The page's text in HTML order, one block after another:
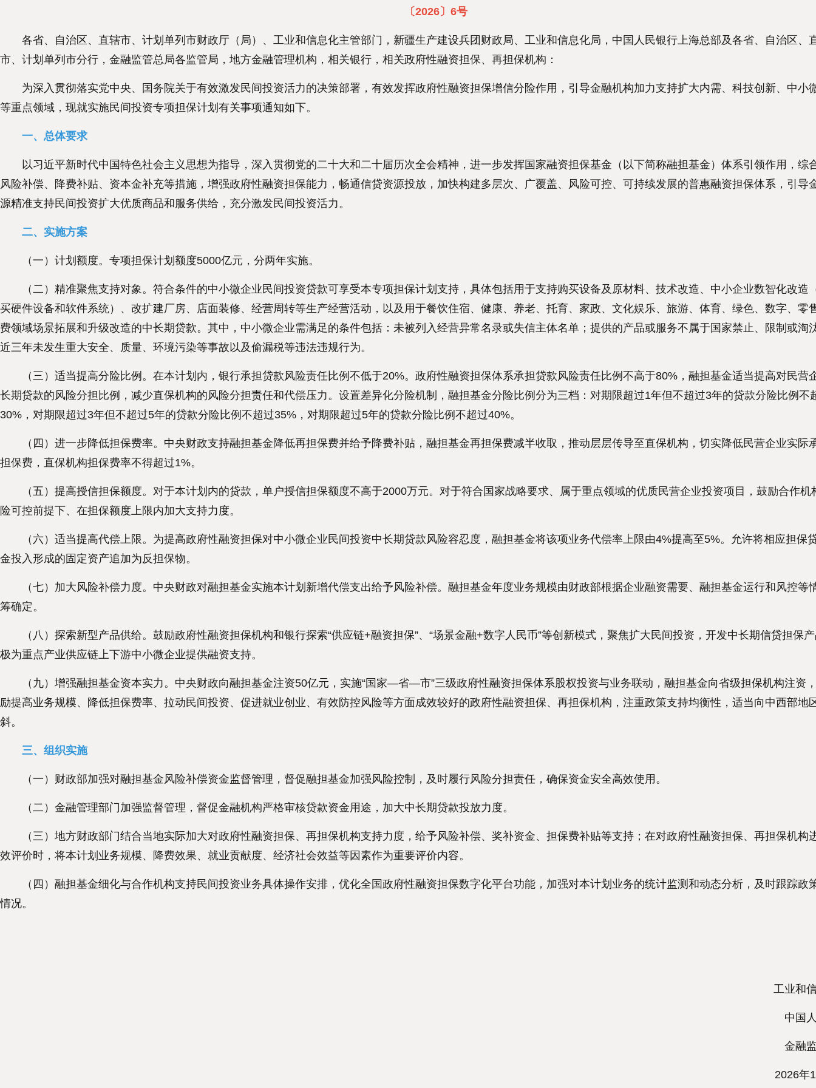
〔2026〕6号
各省、自治区、直辖市、计划单列市财政厅（局）、工业和信息化主管部门，新疆生产建设兵团财政局、工业和信息化局，中国人民银行上海总部及各省、自治区、
市、计划单列市分行，金融监管总局各监管局，地方金融管理机构，相关银行，相关政府性融资担保、再担保机构：
为深入贯彻落实党中央、国务院关于有效激发民间投资活力的决策部署，有效发挥政府性融资担保增信分险作用，引导金融机构加力支持扩大内需、科技创新、中小
等重点领域，现就实施民间投资专项担保计划有关事项通知如下。
一、总体要求
以习近平新时代中国特色社会主义思想为指导，深入贯彻党的二十大和二十届历次全会精神，进一步发挥国家融资担保基金（以下简称融担基金）体系引领作用，综
风险补偿、降费补贴、资本金补充等措施，增强政府性融资担保能力，畅通信贷资源投放，加快构建多层次、广覆盖、风险可控、可持续发展的普惠融资担保体系，引导
源精准支持民间投资扩大优质商品和服务供给，充分激发民间投资活力。
二、实施方案
（一）计划额度。专项担保计划额度5000亿元，分两年实施。
（二）精准聚焦支持对象。符合条件的中小微企业民间投资贷款可享受本专项担保计划支持，具体包括用于支持购买设备及原材料、技术改造、中小企业数智化改造
买硬件设备和软件系统）、改扩建厂房、店面装修、经营周转等生产经营活动，以及用于餐饮住宿、健康、养老、托育、家政、文化娱乐、旅游、体育、绿色、数字、零
费领域场景拓展和升级改造的中长期贷款。其中，中小微企业需满足的条件包括：未被列入经营异常名录或失信主体名单；提供的产品或服务不属于国家禁止、限制或淘
近三年未发生重大安全、质量、环境污染等事故以及偷漏税等违法违规行为。
（三）适当提高分险比例。在本计划内，银行承担贷款风险责任比例不低于20%。政府性融资担保体系承担贷款风险责任比例不高于80%，融担基金适当提高对民营
长期贷款的风险分担比例，减少直保机构的风险分担责任和代偿压力。设置差异化分险机制，融担基金分险比例分为三档：对期限超过1年但不超过3年的贷款分险比例不
30%，对期限超过3年但不超过5年的贷款分险比例不超过35%，对期限超过5年的贷款分险比例不超过40%。
（四）进一步降低担保费率。中央财政支持融担基金降低再担保费并给予降费补贴，融担基金再担保费减半收取，推动层层传导至直保机构，切实降低民营企业实际
担保费，直保机构担保费率不得超过1%。
（五）提高授信担保额度。对于本计划内的贷款，单户授信担保额度不高于2000万元。对于符合国家战略要求、属于重点领域的优质民营企业投资项目，鼓励合作机
险可控前提下、在担保额度上限内加大支持力度。
（六）适当提高代偿上限。为提高政府性融资担保对中小微企业民间投资中长期贷款风险容忍度，融担基金将该项业务代偿率上限由4%提高至5%。允许将相应担保
金投入形成的固定资产追加为反担保物。
（七）加大风险补偿力度。中央财政对融担基金实施本计划新增代偿支出给予风险补偿。融担基金年度业务规模由财政部根据企业融资需要、融担基金运行和风控等
筹确定。
（八）探索新型产品供给。鼓励政府性融资担保机构和银行探索“供应链+融资担保”、“场景金融+数字人民币”等创新模式，聚焦扩大民间投资，开发中长期信贷担保
极为重点产业供应链上下游中小微企业提供融资支持。
（九）增强融担基金资本实力。中央财政向融担基金注资50亿元，实施“国家—省—市”三级政府性融资担保体系股权投资与业务联动，融担基金向省级担保机构注资
励提高业务规模、降低担保费率、拉动民间投资、促进就业创业、有效防控风险等方面成效较好的政府性融资担保、再担保机构，注重政策支持均衡性，适当向中西部地
斜。
三、组织实施
（一）财政部加强对融担基金风险补偿资金监督管理，督促融担基金加强风险控制，及时履行风险分担责任，确保资金安全高效使用。
（二）金融管理部门加强监督管理，督促金融机构严格审核贷款资金用途，加大中长期贷款投放力度。
（三）地方财政部门结合当地实际加大对政府性融资担保、再担保机构支持力度，给予风险补偿、奖补资金、担保费补贴等支持；在对政府性融资担保、再担保机构
效评价时，将本计划业务规模、降费效果、就业贡献度、经济社会效益等因素作为重要评价内容。
（四）融担基金细化与合作机构支持民间投资业务具体操作安排，优化全国政府性融资担保数字化平台功能，加强对本计划业务的统计监测和动态分析，及时跟踪政
情况。
工业和信
中国人
金融监
2026年1